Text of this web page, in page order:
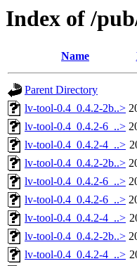
Index of /
Name
Parent Directory
lv-tool-0.4_0.4.2-2b..>
lv-tool-0.4_0.4.2-6_..>
lv-tool-0.4_0.4.2-4_..>
lv-tool-0.4_0.4.2-2b..>
lv-tool-0.4_0.4.2-6_..>
lv-tool-0.4_0.4.2-6_..>
lv-tool-0.4_0.4.2-4_..>
lv-tool-0.4_0.4.2-2b..>
lv-tool-0.4_0.4.2-4_..>